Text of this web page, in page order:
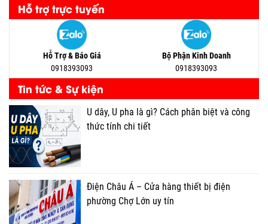
Hỗ trợ trực tuyến
Hỗ Trợ & Báo Giá
0918393093
Bộ Phận Kinh Doanh
0918393093
Tin tức & Sự kiện
U dây, U pha là gì? Cách phân biệt và công
thức tính chi tiết
Điện Châu Á – Cửa hàng thiết bị điện
phường Chợ Lớn uy tín